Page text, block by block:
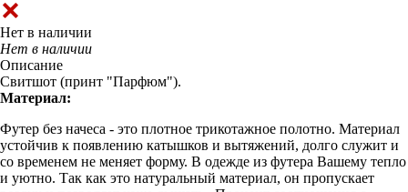
Нет в наличии
Нет в наличии
Описание
Свитшот (принт "Парфюм").
Материал:
Футер без начеса - это плотное трикотажное полотно. Материал
устойчив к появлению катышков и вытяжений, долго служит и
со временем не меняет форму. В одежде из футера Вашему тепло
и уютно. Так как это натуральный материал, он пропускает